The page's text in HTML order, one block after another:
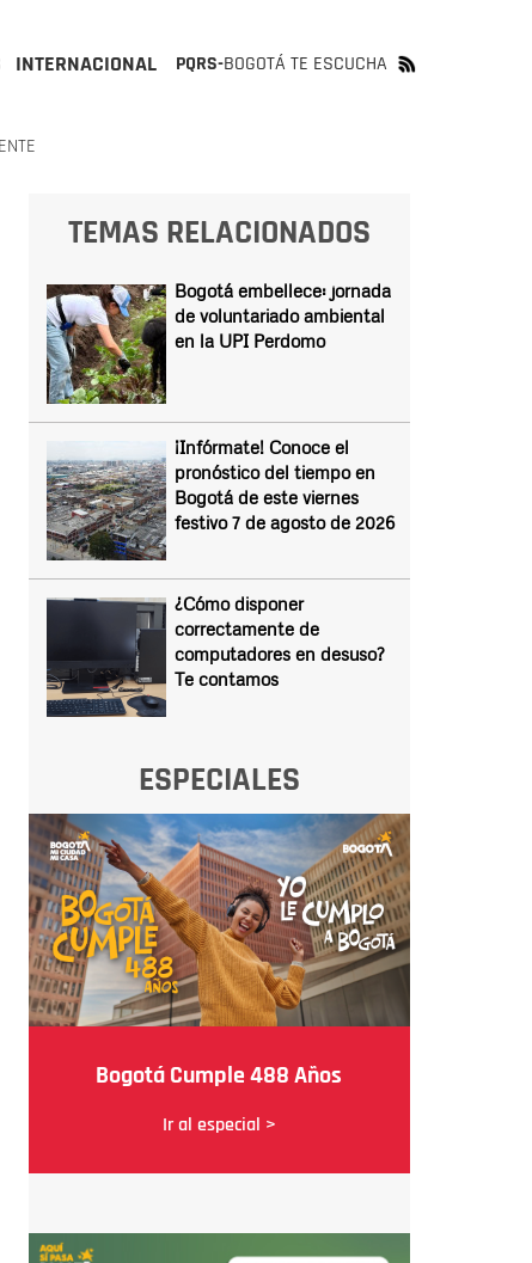
INTERNACIONAL PQRS-BOGOTÁ TE ESCUCHA
TEMAS RELACIONADOS
Bogotá embellece: jornada
de voluntariado ambiental
en la UPI Perdomo
¡Infórmate! Conoce el
pronóstico del tiempo en
Bogotá de este viernes
festivo 7 de agosto de 2026
¿Cómo disponer
correctamente de
computadores en desuso?
Te contamos
ESPECIALES
Bogotá Cumple 488 Años
Ir al especial >